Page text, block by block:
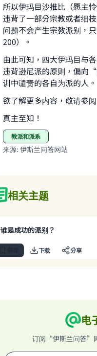
所以伊玛目沙推比（愿主
违背了一部分宗教或者细
问题不会产生宗教派别，
200）。
由此可知，四大伊玛目与
违背逊尼派的原则，偏
训中谴责的各自为派的人。
欲了解更多内容，敬请参
真主至知！
教派和派系
来源: 伊斯兰问答网站
相关主题
谁是成功的派别？
下载 分享
电
订阅“伊斯兰问答”